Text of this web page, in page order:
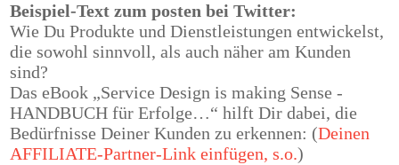
Beispiel-Text zum posten bei Twitter:
Wie Du Produkte und Dienstleistungen entwickelst,
die sowohl sinnvoll, als auch näher am Kunden
sind?
Das eBook „Service Design is making Sense -
HANDBUCH für Erfolge…“ hilft Dir dabei, die
Bedürfnisse Deiner Kunden zu erkennen: (Deinen
AFFILIATE-Partner-Link einfügen, s.o.)